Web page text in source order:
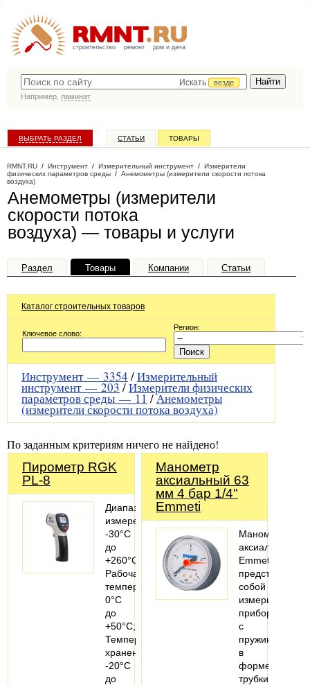
строительство ремонт дом и дача
Искать
везде
Например, ламинат
ВЫБРАТЬ РАЗДЕЛ СТАТЬИ ТОВАРЫ
RMNT.RU / Инструмент / Измерительный инструмент / Измерители
физических параметров среды / Анемометры (измерители скорости потока
воздуха)
Анемометры (измерители
скорости потока
воздуха) — товары и услуги
Раздел Товары Компании Статьи
Каталог строительных товаров
Ключевое слово:
Регион:
Инструмент — 3354 /Измерительный
инструмент —203/Измерители физических
параметров среды —11/Анемометры
(измерители скорости потока воздуха)
По заданным критериям ничего не найдено!
Пирометр RGK
PL-8
Диапазон
измерения:
-30°С
до
+260°С;
Рабочая
температура:
0°С
до
+50°С;
Температура
хранения:
-20°С
до
Манометр
аксиальный 63
мм 4 бар 1/4"
Emmeti
Манометры
аксиальные
Emmeti
представляют
собой
измерительные
приборы
с
пружиной
в
форме
трубки,